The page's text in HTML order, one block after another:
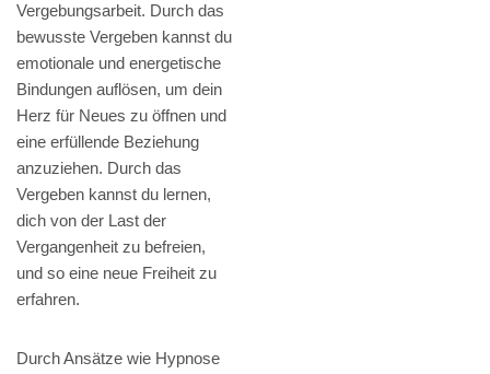
Vergebungsarbeit. Durch das
bewusste Vergeben kannst du
emotionale und energetische
Bindungen auflösen, um dein
Herz für Neues zu öffnen und
eine erfüllende Beziehung
anzuziehen. Durch das
Vergeben kannst du lernen,
dich von der Last der
Vergangenheit zu befreien,
und so eine neue Freiheit zu
erfahren.
Durch Ansätze wie Hypnose